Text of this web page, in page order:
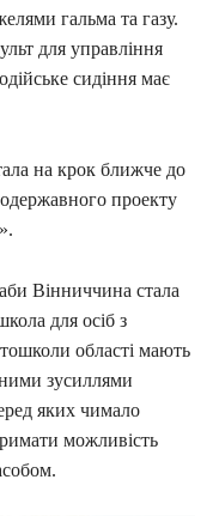
гальма та газу.
для управління
сидіння має
на крок ближче до
проекту
Вінниччина стала
для осіб з
області мають
зусиллями
яких чимало
можливість